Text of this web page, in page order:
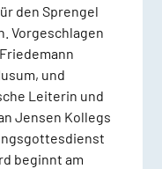
den Sprengel
Vorgeschlagen
und
Leiterin und
Jensen Kollegs
beginnt am